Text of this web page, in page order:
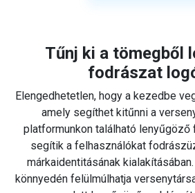
Tűnj ki a tömegből
fodrászat
Elengedhetetlen, hogy a kezedbe
amely segíthet kitűnni a
platformunkon található
segítik a felhasználókat
márkaidentitásának kialakításában.
könnyedén felülmúlhatja